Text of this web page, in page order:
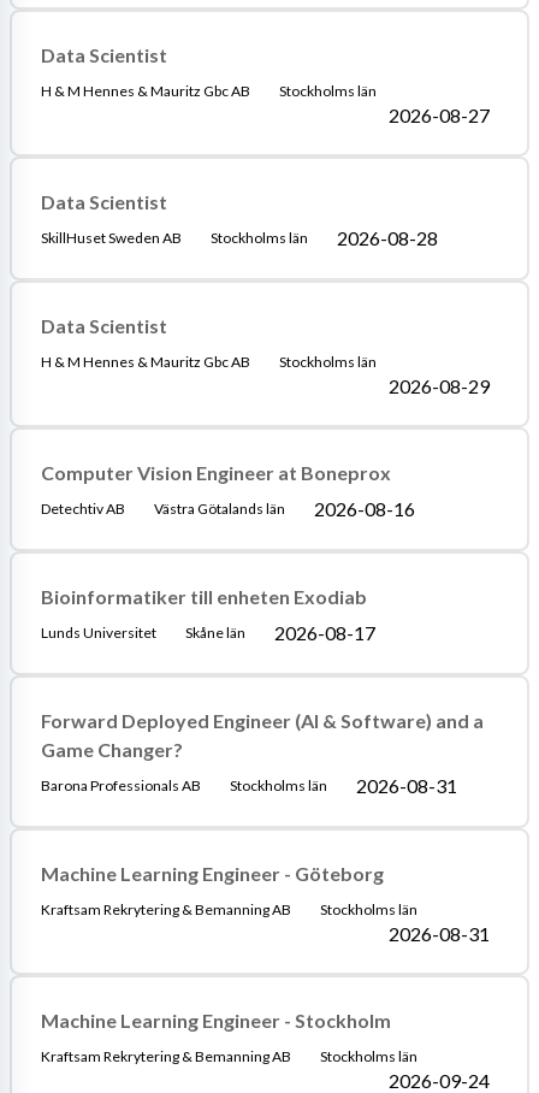
Data Scientist
H & M Hennes & Mauritz Gbc AB Stockholms län
2026-08-27
Data Scientist
SkillHuset Sweden AB Stockholms län 2026-08-28
Data Scientist
H & M Hennes & Mauritz Gbc AB Stockholms län
2026-08-29
Computer Vision Engineer at Boneprox
Detechtiv AB Västra Götalands län 2026-08-16
Bioinformatiker till enheten Exodiab
Lunds Universitet Skåne län 2026-08-17
Forward Deployed Engineer (AI & Software) and a
Game Changer?
Barona Professionals AB Stockholms län 2026-08-31
Machine Learning Engineer - Göteborg
Kraftsam Rekrytering & Bemanning AB Stockholms län
2026-08-31
Machine Learning Engineer - Stockholm
Kraftsam Rekrytering & Bemanning AB Stockholms län
2026-09-24